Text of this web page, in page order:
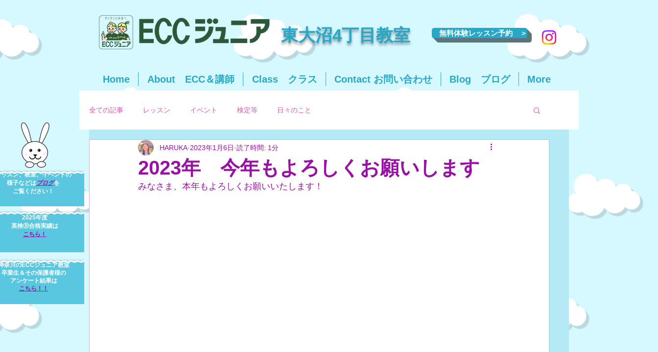
東大沼4丁目教室 無料体験レッスン予約 ＞
Home About ECC＆講師 Class クラス Contact お問い合わせ Blog ブログ More
全ての記事 レッスン イベント 検定等 日々のこと
2023年 今年もよろしくお願いします
HARUKA 2023年1月6日 読了時間: 1分
みなさま、本年もよろしくお願いいたします！
スン、教室、イベントの
様子などは ブログを
ご覧ください！
奈川のECCジュニア教室
卒業生＆その保護者様の
アンケート結果は
​こちら！！
2025年度
英検Ⓡ合格実績は
​こち ら ！